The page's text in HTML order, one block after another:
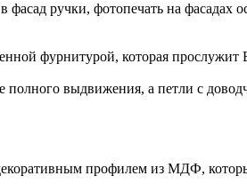
фасад ручки, фотопечать на
фурнитурой, которая прослужит
выдвижения, а петли с
профилем из МДФ,